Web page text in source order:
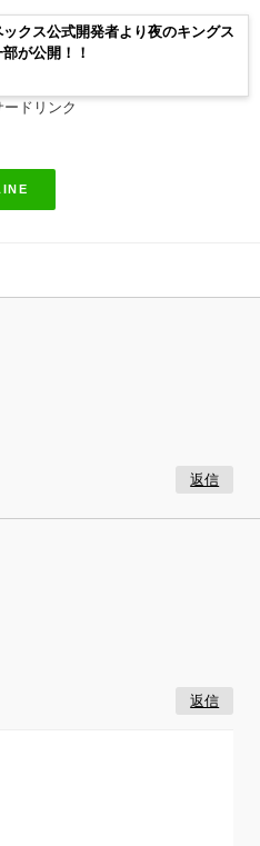
ックス公式開発者より夜のキングス
が公開！！
ードリンク
返信
返信